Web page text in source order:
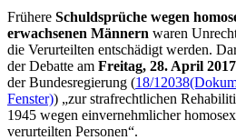
Frühere Schuldsprüche wegen
erwachsenen Männern waren
die Verurteilten entschädigt werden.
der Debatte am Freitag, 28. April 2017
der Bundesregierung (18/12038
Fenster)) „zur strafrechtlichen
1945 wegen einvernehmlicher
verurteilten Personen“.